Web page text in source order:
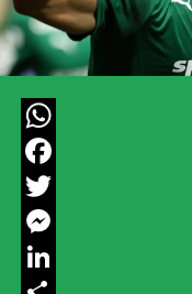
WhatsApp
Facebook
Twitter
Messenger